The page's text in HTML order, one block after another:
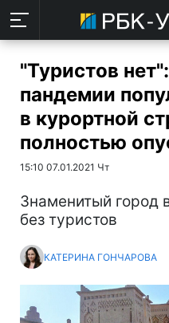
"Туристов
пандемии
в курортной
полностью
15:10 07.01.2021 Чт
Знаменитый город
без туристов
КАТЕРИНА ГОНЧАРОВА